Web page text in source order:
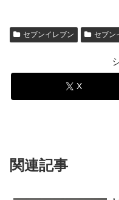
セブンイレブン セブン
X
関連記事